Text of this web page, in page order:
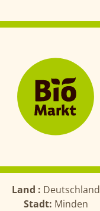
Land : Deutschland
Stadt: Minden